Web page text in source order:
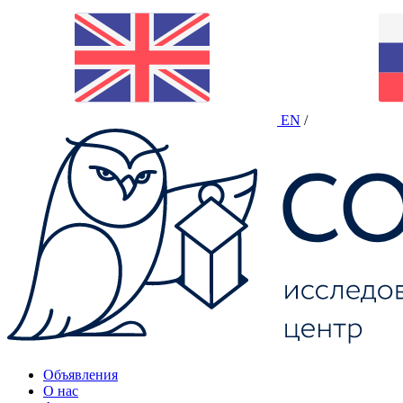
EN /
Объявления
О нас